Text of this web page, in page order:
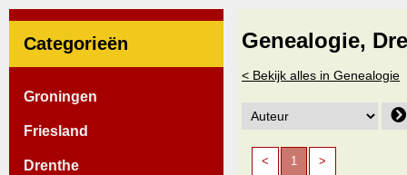
Categorieën
Groningen
Friesland
Drenthe
Genealogie,
< Bekijk alles in Genealogie
< 1 >